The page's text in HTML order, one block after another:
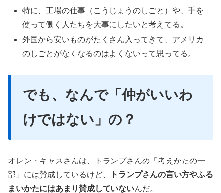
特に、工場の仕事（こうじょうのしごと）や、手を
使って働く人たちを大事にしたいと考えてる。
外国から安いものがたくさん入ってきて、アメリカ
のしごとがなくなるのはよくないって思ってる。
でも、なんで「仲がいいわ
けではない」の？
オレン・キャスさんは、トランプさんの「考えかたの一
部」には賛成しているけど、
トランプさんの言い方やふる
まいかたにはあまり賛成していないんだ。